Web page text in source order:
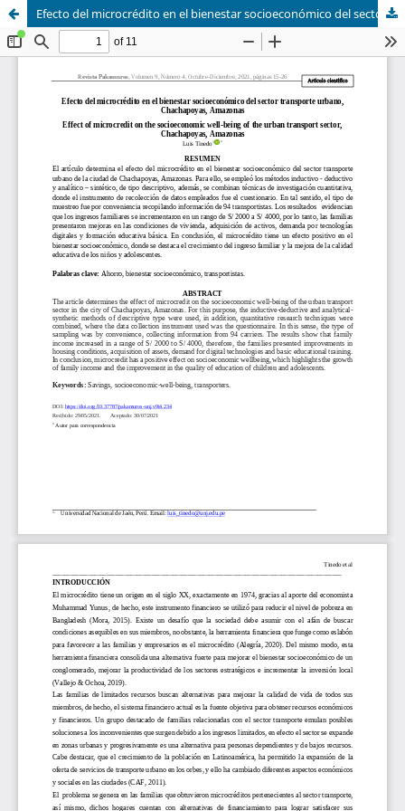
Efecto del microcrédito en el bienestar socioeconómico del sector transporte urbano, Chachapoyas, Amazonas